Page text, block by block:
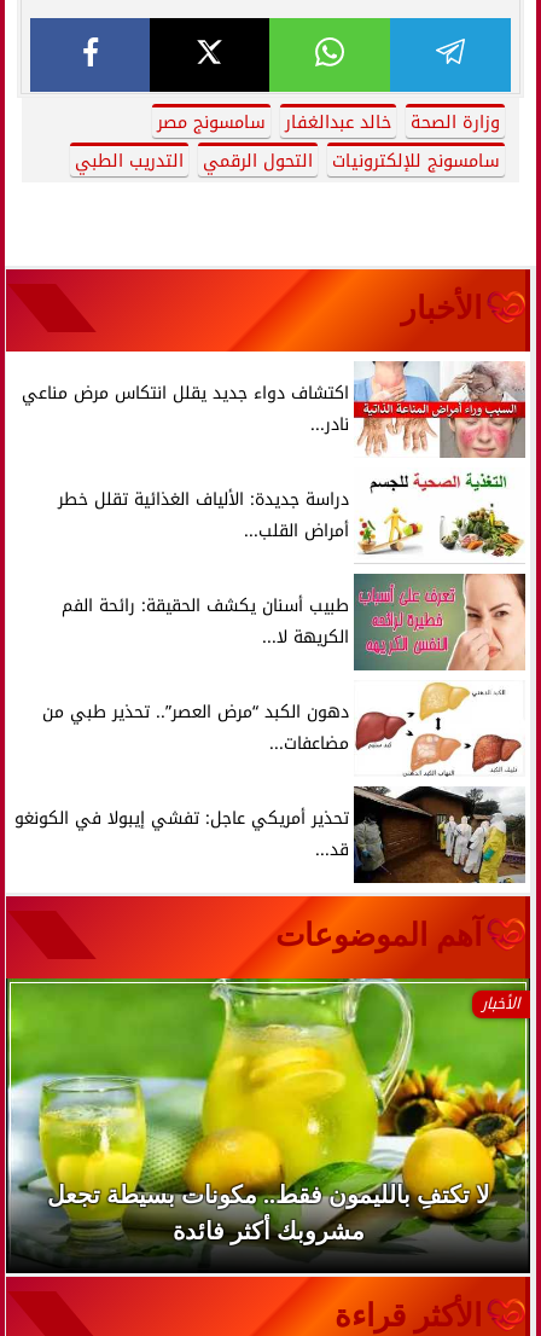
وزارة الصحة خالد عبدالغفار
سامسونج مصر
سامسونج للإلكترونيات
التحول الرقمي التدريب الطبي
الأخبار
اكتشاف دواء جديد يقلل انتكاس مرض مناعي
نادر...
دراسة جديدة: الألياف الغذائية تقلل خطر
أمراض القلب...
طبيب أسنان يكشف الحقيقة: رائحة الفم
الكريهة لا...
دهون الكبد “مرض العصر”.. تحذير طبي من
مضاعفات...
تحذير أمريكي عاجل: تفشي إيبولا في الكونغو
قد...
آهم الموضوعات
الأخبار
لا تكتفِ بالليمون فقط.. مكونات بسيطة تجعل
مشروبك أكثر فائدة
الأكثر قراءة